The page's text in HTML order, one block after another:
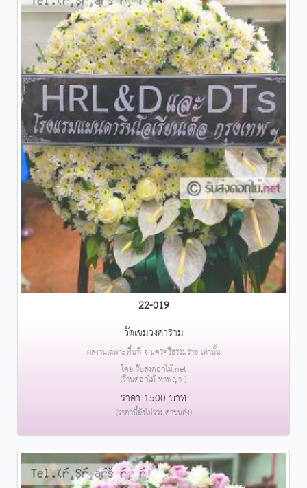
22-019
....................
วัดเขมวงศาราม
ผลงานเฉพาะพื้นที่ จ.นครศรีธรรมราช เท่านั้น
โดย รับส่งดอกไม้.net
(ร้านดอกไม้ ท่าพญา )
ราคา 1500 บาท
(ราคานี้ยังไม่รวมค่าขนส่ง)